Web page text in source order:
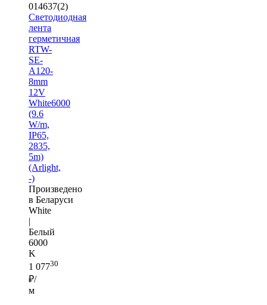
014637(2)
Светодиодная
лента
герметичная
RTW-
SE-
A120-
8mm
12V
White6000
(9.6
W/m,
IP65,
2835,
5m)
(Arlight,
-)
Произведено
в Беларуси
White
|
Белый
6000
K
1 07730
₽/
м